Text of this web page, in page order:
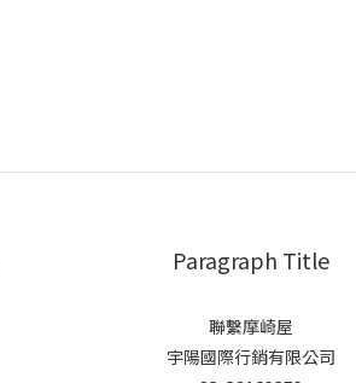
Paragraph Title
聯繫摩崎屋
宇陽國際行銷有限公司